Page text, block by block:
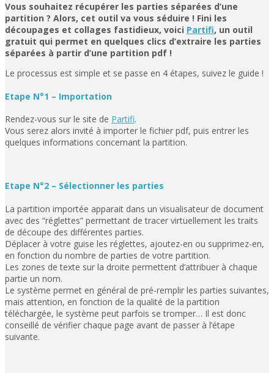
Vous souhaitez récupérer les parties séparées d’une
partition ? Alors, cet outil va vous séduire ! Fini les
découpages et collages fastidieux, voici Partifi, un outil
gratuit qui permet en quelques clics d’extraire les parties
séparées à partir d’une partition pdf !
Le processus est simple et se passe en 4 étapes, suivez le guide !
Etape N°1 – Importation
Rendez-vous sur le site de Partifi.
Vous serez alors invité à importer le fichier pdf, puis entrer les
quelques informations concernant la partition.
Etape N°2 – Sélectionner les parties
La partition importée apparait dans un visualisateur de document
avec des “réglettes” permettant de tracer virtuellement les traits
de découpe des différentes parties.
Déplacer à votre guise les réglettes, ajoutez-en ou supprimez-en,
en fonction du nombre de parties de votre partition.
Les zones de texte sur la droite permettent d’attribuer à chaque
partie un nom.
Le système permet en général de pré-remplir les parties suivantes,
mais attention, en fonction de la qualité de la partition
téléchargée, le système peut parfois se tromper… Il est donc
conseillé de vérifier chaque page avant de passer à l’étape
suivante.